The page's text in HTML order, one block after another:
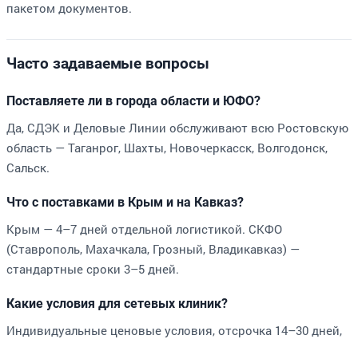
пакетом документов.
Часто задаваемые вопросы
Поставляете ли в города области и ЮФО?
Да, СДЭК и Деловые Линии обслуживают всю Ростовскую
область — Таганрог, Шахты, Новочеркасск, Волгодонск,
Сальск.
Что с поставками в Крым и на Кавказ?
Крым — 4–7 дней отдельной логистикой. СКФО
(Ставрополь, Махачкала, Грозный, Владикавказ) —
стандартные сроки 3–5 дней.
Какие условия для сетевых клиник?
Индивидуальные ценовые условия, отсрочка 14–30 дней,